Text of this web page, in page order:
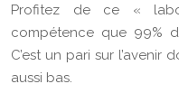
Profitez de ce «
compétence que 99%
C’est un pari sur l’avenir
aussi bas.